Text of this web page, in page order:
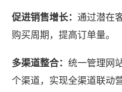
促进销售增长： 通过潜在
购买周期，提高订单量。
多渠道整合： 统一管理网
个渠道，实现全渠道联动营